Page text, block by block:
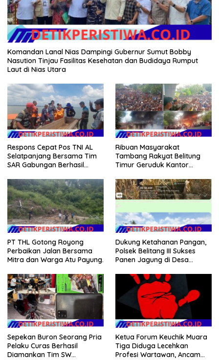
Komandan Lanal Nias Dampingi Gubernur Sumut Bobby
Nasution Tinjau Fasilitas Kesehatan dan Budidaya Rumput
Laut di Nias Utara
Respons Cepat Pos TNI AL
Selatpanjang Bersama Tim
SAR Gabungan Berhasil
Kapal Karam di Perairan
Mengkikip Kepulauan Meranti
Ribuan Masyarakat
Tambang Rakyat Belitung
Timur Geruduk Kantor
Membakarnya
PT THL Gotong Royong
Perbaikan Jalan Bersama
Mitra dan Warga Atu Payung.
Dukung Ketahanan Pangan,
Polsek Belitang III Sukses
Panen Jagung di Desa
Sepekan Buron Seorang Pria
Pelaku Curas Berhasil
Diamankan Tim SW
Ketua Forum Keuchik Muara
Tiga Diduga Lecehkan
Profesi Wartawan, Ancam